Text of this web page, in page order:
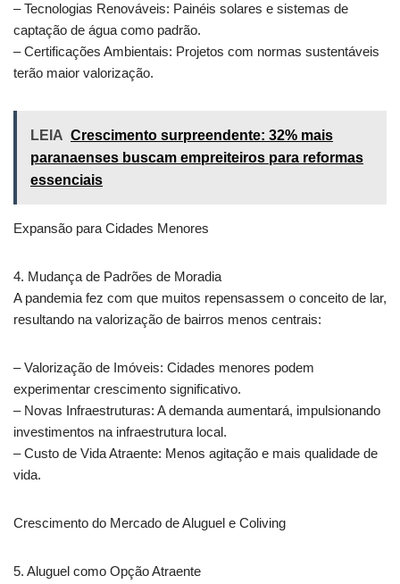
– Tecnologias Renováveis: Painéis solares e sistemas de
captação de água como padrão.
– Certificações Ambientais: Projetos com normas sustentáveis
terão maior valorização.
LEIA Crescimento surpreendente: 32% mais
paranaenses buscam empreiteiros para reformas
essenciais
Expansão para Cidades Menores
4. Mudança de Padrões de Moradia
A pandemia fez com que muitos repensassem o conceito de lar,
resultando na valorização de bairros menos centrais:
– Valorização de Imóveis: Cidades menores podem
experimentar crescimento significativo.
– Novas Infraestruturas: A demanda aumentará, impulsionando
investimentos na infraestrutura local.
– Custo de Vida Atraente: Menos agitação e mais qualidade de
vida.
Crescimento do Mercado de Aluguel e Coliving
5. Aluguel como Opção Atraente